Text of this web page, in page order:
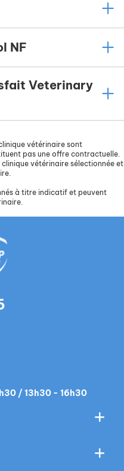
NF
Veterinary
vétérinaire sont
pas une offre contractuelle.
vétérinaire sélectionnée et
à titre indicatif et peuvent
/ 13h30 - 16h30